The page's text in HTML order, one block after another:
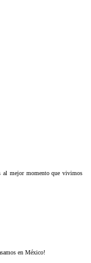
al mejor momento que vivimos
en México!